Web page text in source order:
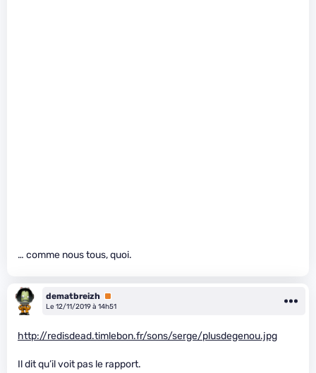
… comme nous tous, quoi.
dematbreizh Premium
Le 12/11/2019 à 14h51
http://redisdead.timlebon.fr/sons/serge/plusdegenou.jpg
Il dit qu’il voit pas le rapport.